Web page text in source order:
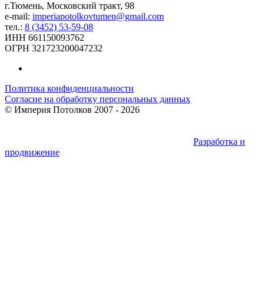
г.Тюмень, Московский тракт, 98
e-mail: imperiapotolkovtumen@gmail.com
тел.: 8 (3452) 53-59-08
ИНН 661150093762
ОГРН 321723200047232
Политика конфиденциальности
Согласие на обработку персональных данных
© Империя Потолков 2007 - 2026
Разработка и
продвижение